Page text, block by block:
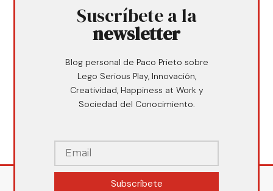
Suscríbete a la
newsletter
Blog personal de Paco Prieto sobre
Lego Serious Play, Innovación,
Creatividad, Happiness at Work y
Sociedad del Conocimiento.
Subscríbete